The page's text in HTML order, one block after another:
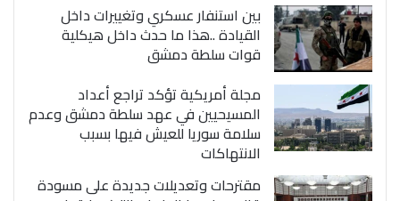
بين استنفار عسكري وتغييرات داخل
القيادة ..هذا ما حدث داخل هيكلية
قوات سلطة دمشق
مجلة أمريكية تؤكد تراجع أعداد
المسيحيين في عهد سلطة دمشق وعدم
سلامة سوريا للعيش فيها بسبب
الانتهاكات
مقترحات وتعديلات جديدة على مسودة